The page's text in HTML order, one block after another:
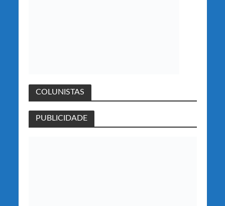
COLUNISTAS
PUBLICIDADE